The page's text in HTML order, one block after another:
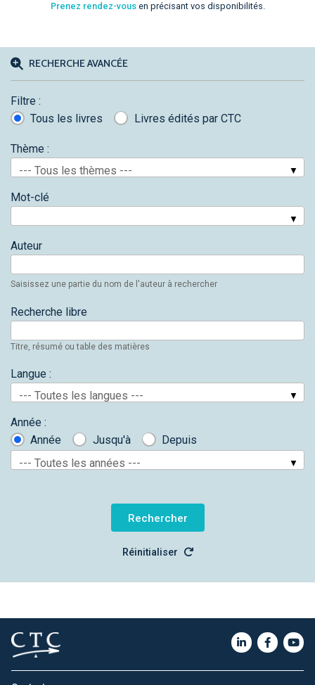
Prenez rendez-vousen précisant vos disponibilités.
RECHERCHE AVANCÉE
Filtre :
Tous les livres
Livres édités par CTC
Thème :
--- Tous les thèmes ---
Mot-clé
Auteur
Saisissez une partie du nom de l'auteur à rechercher
Recherche libre
Titre, résumé ou table des matières
Langue :
--- Toutes les langues ---
Année :
Année
Jusqu'à
Depuis
--- Toutes les années ---
Réinitialiser